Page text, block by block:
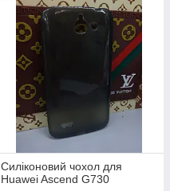
Силіконовий чохол для
Huawei Ascend G730